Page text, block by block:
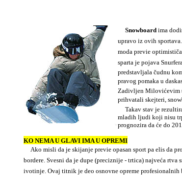
Snowboard ima
upravo iz ovih
moda previe
sparta je pojava
predstavljala čudnu
pravog pomaka u
Zadivljen Milovićevim
prihvatali skejteri,
Takav stav je
mladih ljudi koji nisu
prognozira da će do
KO NEMA U GLAVI IMA U OPREMI
Ako misli da je skijanje previe opasan sport pa elis da
bordere. Svesni da je dupe (preciznije - trtica) najveća
ivotinje. Ovaj titnik je deo osnovne opreme profesionalnih